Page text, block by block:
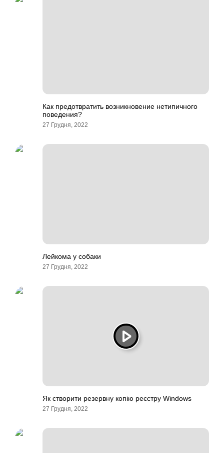
Как предотвратить возникновение нетипичного
поведения?
27 Грудня, 2022
Лейкома у собаки
27 Грудня, 2022
Як створити резервну копію реєстру Windows
27 Грудня, 2022